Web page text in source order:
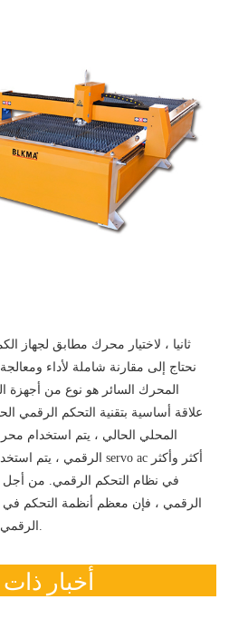
ثانيا ، لاختيار محرك مطابق لجهاز
نحتاج إلى مقارنة شاملة لأداء
علاقة أساسية بتقنية التحكم الرقمي
المحلي الحالي ، يتم استخدام
في نظام التحكم الرقمي. من أجل
الرقمي ، فإن معظم أنظمة التحكم في
محرك AC ac الرقمي الكامل كمحرك.
أخبار